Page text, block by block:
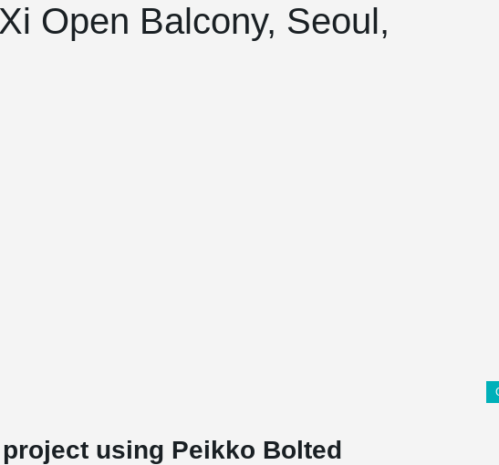
Open Balcony, Seoul,
using Peikko Bolted